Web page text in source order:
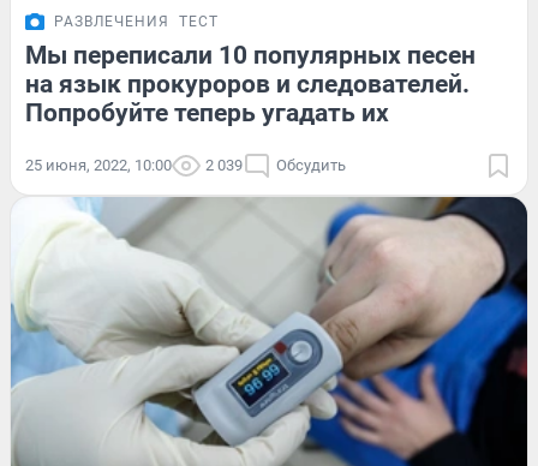
РАЗВЛЕЧЕНИЯ ТЕСТ
Мы переписали 10 популярных песен
на язык прокуроров и следователей.
Попробуйте теперь угадать их
25 июня, 2022, 10:00 2 039 Обсудить